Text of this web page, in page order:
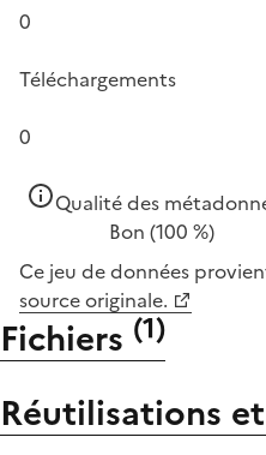
0
Téléchargements
0
Qualité des
Bon (100 %)
Ce jeu de données
source originale.
Fichiers (1)
Réutilisations